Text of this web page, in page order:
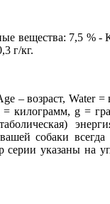
вещества: 7,5 % -
г/кг.
– возраст, Water =
= килограмм, g =
собаки
серии указаны на